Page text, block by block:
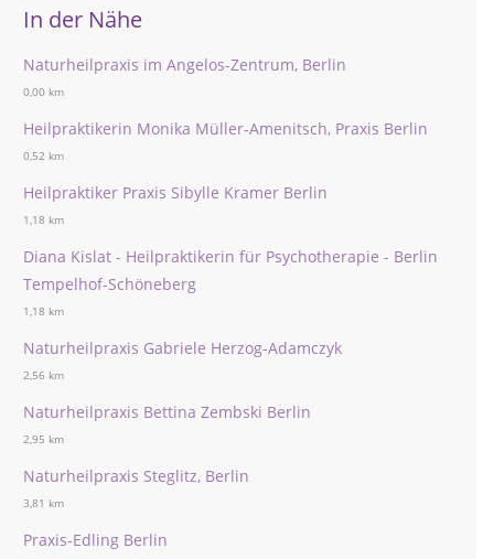
In der Nähe
Naturheilpraxis im Angelos-Zentrum, Berlin
0,00 km
Heilpraktikerin Monika Müller-Amenitsch, Praxis Berlin
0,52 km
Heilpraktiker Praxis Sibylle Kramer Berlin
1,18 km
Diana Kislat - Heilpraktikerin für Psychotherapie - Berlin
Tempelhof-Schöneberg
1,18 km
Naturheilpraxis Gabriele Herzog-Adamczyk
2,56 km
Naturheilpraxis Bettina Zembski Berlin
2,95 km
Naturheilpraxis Steglitz, Berlin
3,81 km
Praxis-Edling Berlin